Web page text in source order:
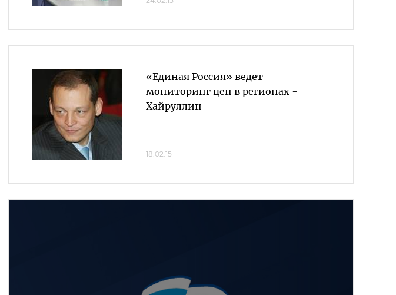
«Единая Россия» ведет
мониторинг цен в регионах -
Хайруллин
18.02.15